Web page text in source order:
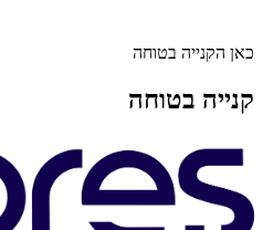
כאן הקנייה בטוחה
קנייה בטוחה